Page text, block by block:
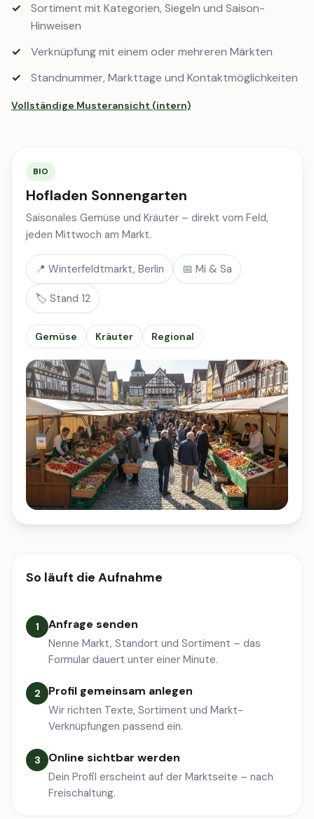
Sortiment mit Kategorien, Siegeln und Saison-
Hinweisen
Verknüpfung mit einem oder mehreren Märkten
Standnummer, Markttage und Kontaktmöglichkeiten
Vollständige Musteransicht (intern)
BIO
Hofladen Sonnengarten
Saisonales Gemüse und Kräuter – direkt vom Feld,
jeden Mittwoch am Markt.
📍 Winterfeldtmarkt, Berlin 📅 Mi & Sa
🏷️ Stand 12
Gemüse Kräuter Regional
So läuft die Aufnahme
1 Anfrage senden
Nenne Markt, Standort und Sortiment – das
Formular dauert unter einer Minute.
2 Profil gemeinsam anlegen
Wir richten Texte, Sortiment und Markt-
Verknüpfungen passend ein.
3 Online sichtbar werden
Dein Profil erscheint auf der Marktseite – nach
Freischaltung.